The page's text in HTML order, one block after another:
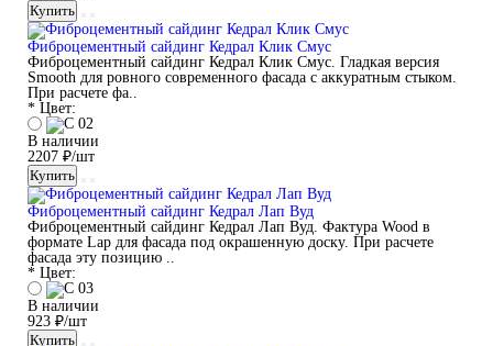
Купить
Фиброцементный сайдинг Кедрал Клик Смус
Фиброцементный сайдинг Кедрал Клик Смус. Гладкая версия
Smooth для ровного современного фасада с аккуратным стыком.
При расчете фа..
* Цвет:
В наличии
2207 ₽/шт
Купить
Фиброцементный сайдинг Кедрал Лап Вуд
Фиброцементный сайдинг Кедрал Лап Вуд. Фактура Wood в
формате Lap для фасада под окрашенную доску. При расчете
фасада эту позицию ..
* Цвет:
В наличии
923 ₽/шт
Купить